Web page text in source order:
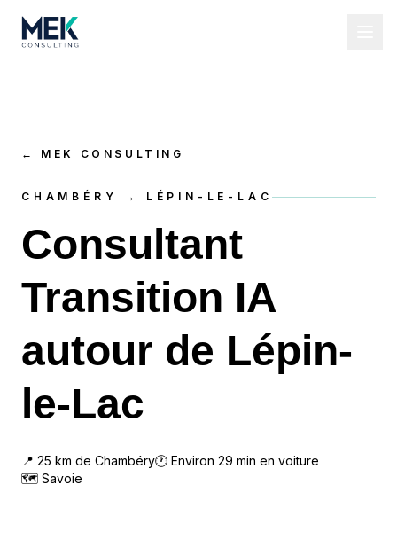
← MEK CONSULTING
CHAMBÉRY → LÉPIN-LE-LAC
Consultant
Transition IA
autour de Lépin-
le-Lac
📍 25 km de Chambéry🕐 Environ 29 min en voiture
🗺 Savoie